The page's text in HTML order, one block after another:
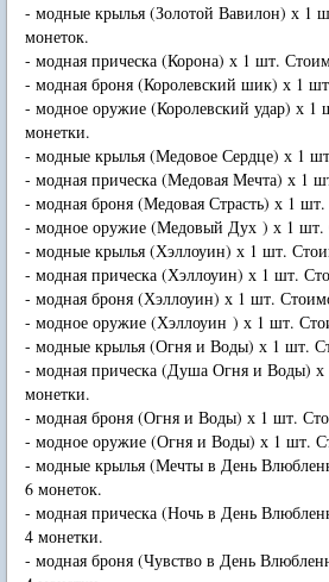
- модные крылья (Золотой Вавилон) х 1
монеток.
- модная прическа (Корона) х 1 шт.
- модная броня (Королевский шик) х 1
- модное оружие (Королевский удар) х 1
монетки.
- модные крылья (Медовое Сердце) х 1
- модная прическа (Медовая Мечта) х 1
- модная броня (Медовая Страсть) х 1
- модное оружие (Медовый Дух ) х 1 шт.
- модные крылья (Хэллоуин) х 1 шт.
- модная прическа (Хэллоуин) х 1 шт.
- модная броня (Хэллоуин) х 1 шт.
- модное оружие (Хэллоуин ) х 1 шт.
- модные крылья (Огня и Воды) х 1 шт.
- модная прическа (Душа Огня и Воды)
монетки.
- модная броня (Огня и Воды) х 1 шт.
- модное оружие (Огня и Воды) х 1 шт.
- модные крылья (Мечты в День
6 монеток.
- модная прическа (Ночь в День
4 монетки.
- модная броня (Чувство в День